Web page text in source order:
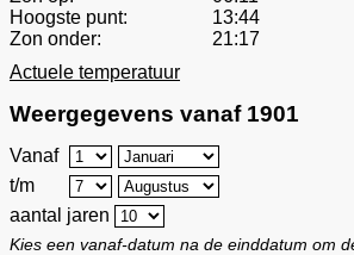
Hoogste punt:
13:44
Zon onder:
21:17
Actuele temperatuur
Weergegevens vanaf 1901
Vanaf
t/m
aantal jaren
Kies een vanaf-datum na de einddatum om